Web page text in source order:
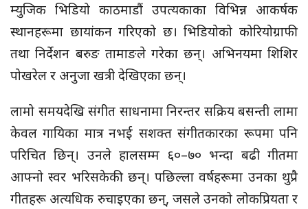
म्युजिक भिडियो काठमाडौं उपत्यकाका विभिन्न आकर्षक
स्थानहरूमा छायांकन गरिएको छ। भिडियोको कोरियोग्राफी
तथा निर्देशन बरुङ तामाङले गरेका छन्। अभिनयमा शिशिर
पोखरेल र अनुजा खत्री देखिएका छन्।
लामो समयदेखि संगीत साधनामा निरन्तर सक्रिय बसन्ती लामा
केवल गायिका मात्र नभई सशक्त संगीतकारका रूपमा पनि
परिचित छिन्। उनले हालसम्म ६०–७० भन्दा बढी गीतमा
आफ्नो स्वर भरिसकेकी छन्। पछिल्ला वर्षहरूमा उनका थुप्रै
गीतहरू अत्यधिक रुचाइएका छन्, जसले उनको लोकप्रियता र